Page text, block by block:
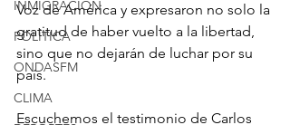
INMIGRACION
POLÍTICA
ONDASFM
CLIMA
Voz de América y expresaron no solo la
gratitud de haber vuelto a la libertad,
sino que no dejarán de luchar por su
país.
Escuchemos el testimonio de Carlos